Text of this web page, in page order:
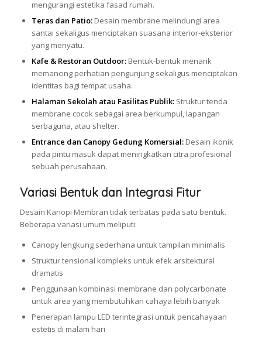
mengurangi estetika fasad rumah.
Teras dan Patio:Desain membrane melindungi area
santai sekaligus menciptakan suasana interior-eksterior
yang menyatu.
Kafe & Restoran Outdoor:Bentuk-bentuk menarik
memancing perhatian pengunjung sekaligus menciptakan
identitas bagi tempat usaha.
Halaman Sekolah atau Fasilitas Publik:Struktur tenda
membrane cocok sebagai area berkumpul, lapangan
serbaguna, atau shelter.
Entrance dan Canopy Gedung Komersial:Desain ikonik
pada pintu masuk dapat meningkatkan citra profesional
sebuah perusahaan.
Variasi Bentuk dan Integrasi Fitur
Desain Kanopi Membran tidak terbatas pada satu bentuk.
Beberapa variasi umum meliputi:
Canopy lengkung sederhana untuk tampilan minimalis
Struktur tensional kompleks untuk efek arsitektural
dramatis
Penggunaan kombinasi membrane dan polycarbonate
untuk area yang membutuhkan cahaya lebih banyak
Penerapan lampu LED terintegrasi untuk pencahayaan
estetis di malam hari